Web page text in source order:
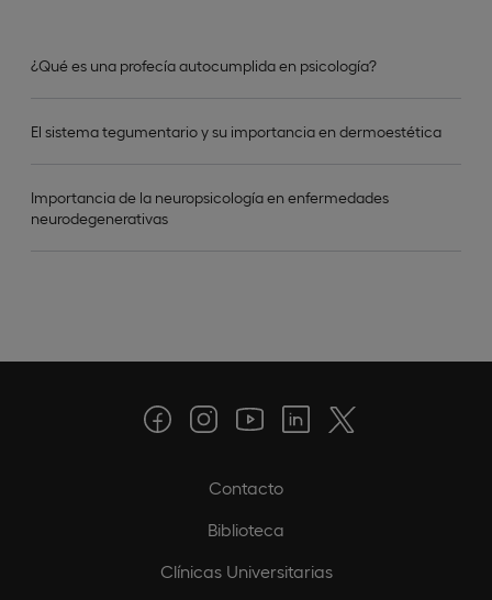
¿Qué es una profecía autocumplida en psicología?
El sistema tegumentario y su importancia en dermoestética
Importancia de la neuropsicología en enfermedades
neurodegenerativas
Contacto
Biblioteca
Clínicas Universitarias